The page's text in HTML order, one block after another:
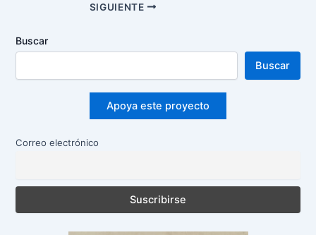
entradas
SIGUIENTE
Buscar
Buscar
Apoya este proyecto
Correo electrónico